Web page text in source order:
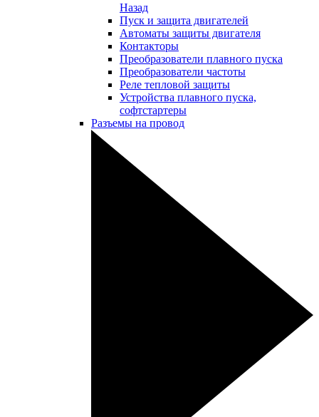
Назад
Пуск и защита двигателей
Автоматы защиты двигателя
Контакторы
Преобразователи плавного пуска
Преобразователи частоты
Реле тепловой защиты
Устройства плавного пуска,
софтстартеры
Разъемы на провод